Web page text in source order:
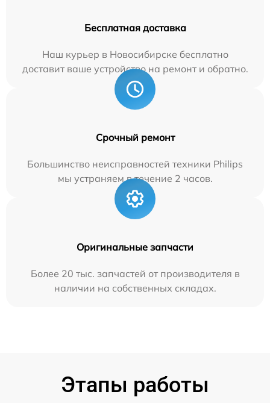
Бесплатная доставка
Наш курьер в Новосибирске бесплатно
доставит ваше устройство на ремонт и обратно.
Срочный ремонт
Большинство неисправностей техники Philips
мы устраняем в течение 2 часов.
Оригинальные запчасти
Более 20 тыс. запчастей от производителя в
наличии на собственных складах.
Этапы работы